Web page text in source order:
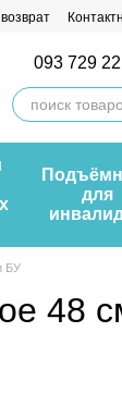
093 729
для
БУ
48